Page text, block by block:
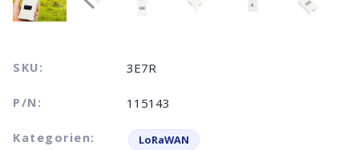
SKU: 3E7R
P/N: 115143
Kategorien: LoRaWAN